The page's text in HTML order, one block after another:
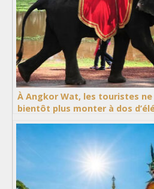
À Angkor Wat, les touristes
bientôt plus monter à dos